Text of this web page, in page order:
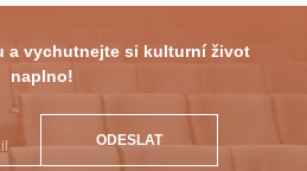
a vychutnejte si kulturní život
naplno!
ODESLAT